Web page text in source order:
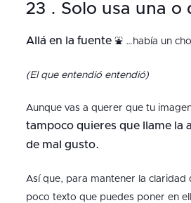
23 . Solo usa una o
Allá en la fuente⛲️ …había un
(El que entendió entendió)
Aunque vas a querer que tu
tampoco quieres que llame la
de mal gusto.
Así que, para mantener la claridad
poco texto que puedes poner en